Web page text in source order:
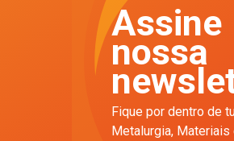
Assine
nossa
Fique por dentro de
Metalurgia, Materiais